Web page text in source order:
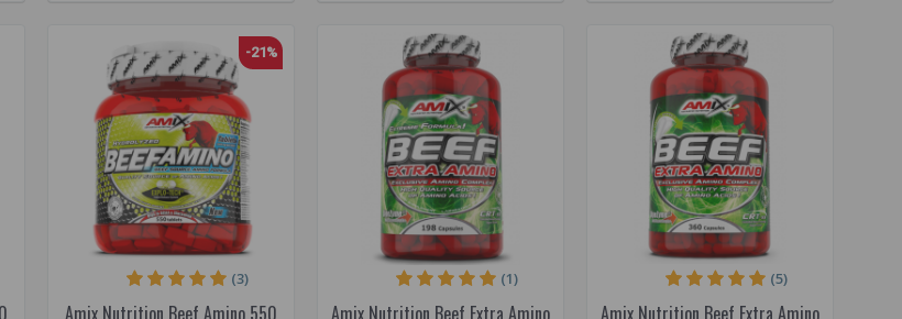
-21%
Amix Nutrition Beef Amino 550
(3)
Amix Nutrition Beef Extra Amino
(1)
Amix Nutrition Beef Extra Amino
(5)